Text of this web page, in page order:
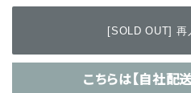
[SOLD OUT] 再
こちらは【自社配